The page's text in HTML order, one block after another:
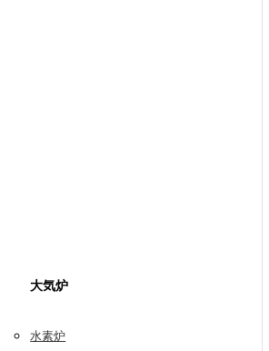
大気炉
水素炉